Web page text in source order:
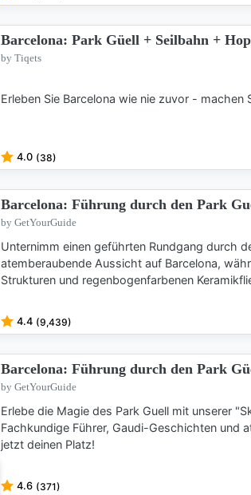
Barcelona: Park Güell + Seilbahn +
by Tiqets
Erleben Sie Barcelona wie nie zuvor -
4.0 (38)
Barcelona: Führung durch den Park
by GetYourGuide
Unternimm einen geführten Rundgang durch
atemberaubende Aussicht auf Barcelona,
Strukturen und regenbogenfarbenen
4.4 (9,439)
Barcelona: Führung durch den Park
by GetYourGuide
Erlebe die Magie des Park Guell mit unserer
Fachkundige Führer, Gaudi-Geschichten und
jetzt deinen Platz!
4.6 (371)